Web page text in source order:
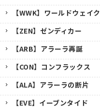
【WWK】ワールドウェイク
【ZEN】ゼンディカー
【ARB】アラーラ再誕
【CON】コンフラックス
【ALA】アラーラの断片
【EVE】イーブンタイド